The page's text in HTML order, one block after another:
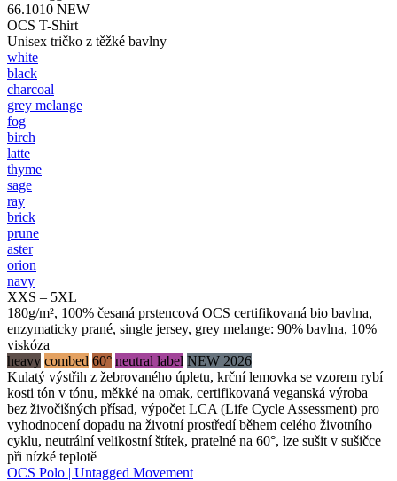
66.1010 NEW
OCS T-Shirt
Unisex tričko z těžké bavlny
white
black
charcoal
grey melange
fog
birch
latte
thyme
sage
ray
brick
prune
aster
orion
navy
XXS – 5XL
180g/m², 100% česaná prstencová OCS certifikovaná bio bavlna,
enzymaticky prané, single jersey, grey melange: 90% bavlna, 10%
viskóza
heavy combed 60° neutral label NEW 2026
Kulatý výstřih z žebrovaného úpletu, krční lemovka se vzorem rybí
kosti tón v tónu, měkké na omak, certifikovaná veganská výroba
bez živočišných přísad, výpočet LCA (Life Cycle Assessment) pro
vyhodnocení dopadu na životní prostředí během celého životního
cyklu, neutrální velikostní štítek, pratelné na 60°, lze sušit v sušičce
při nízké teplotě
OCS Polo | Untagged Movement